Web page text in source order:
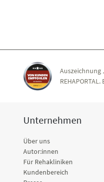
Auszeichnung
Unternehmen
Über uns
Autor:innen
Für Rehakliniken
Kundenbereich